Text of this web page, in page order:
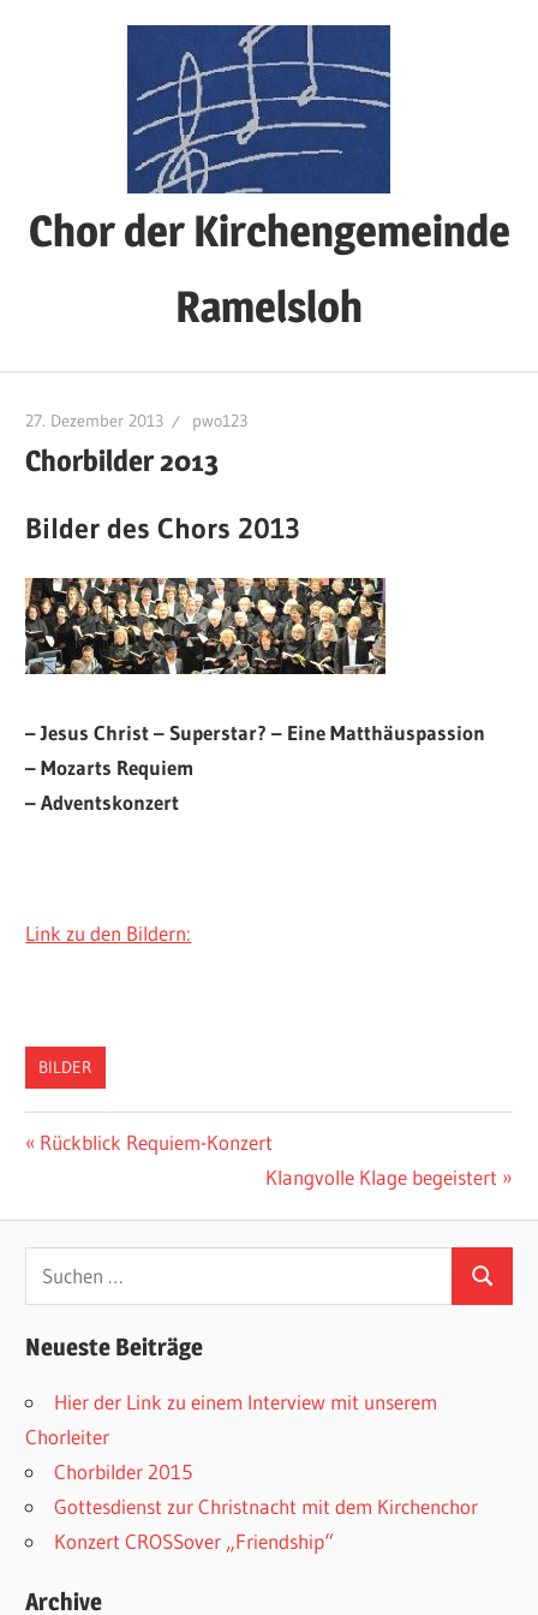
Chor der Kirchengemeinde
Ramelsloh
27. Dezember 2013 pwo123
Chorbilder 2013
Bilder des Chors 2013
– Jesus Christ – Superstar? – Eine Matthäuspassion
– Mozarts Requiem
– Adventskonzert
Link zu den Bildern:
BILDER
Beitrags-
Vorheriger
Rückblick Requiem-Konzert
Nächster
Klangvolle Klage begeistert
Neueste Beiträge
Hier der Link zu einem Interview mit unserem
Chorleiter
Chorbilder 2015
Gottesdienst zur Christnacht mit dem Kirchenchor
Konzert CROSSover „Friendship“
Archive